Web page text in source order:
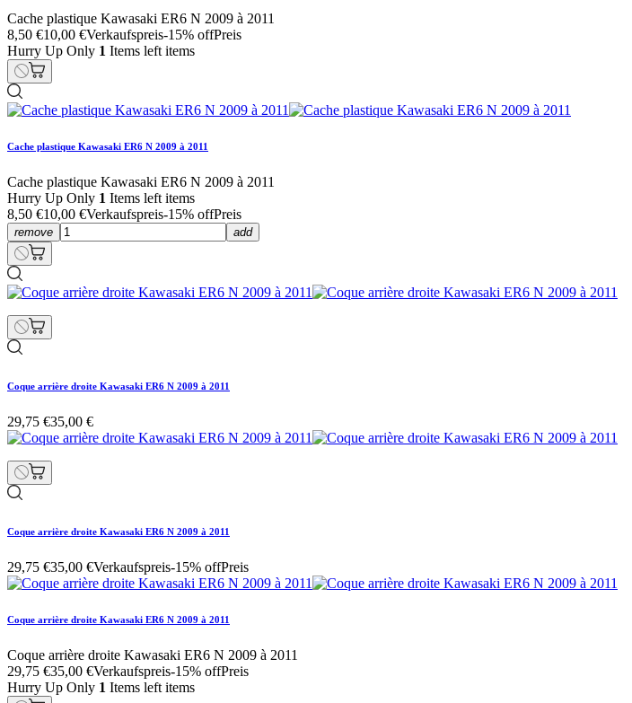
Cache plastique Kawasaki ER6 N 2009 à 2011
8,50 €10,00 €Verkaufspreis-15% offPreis
Hurry Up Only 1 Items left items
Cache plastique Kawasaki ER6 N 2009 à 2011
Cache plastique Kawasaki ER6 N 2009 à 2011
Hurry Up Only 1 Items left items
8,50 €10,00 €Verkaufspreis-15% offPreis
remove add
Coque arrière droite Kawasaki ER6 N 2009 à 2011
29,75 €35,00 €
Coque arrière droite Kawasaki ER6 N 2009 à 2011
29,75 €35,00 €Verkaufspreis-15% offPreis
Coque arrière droite Kawasaki ER6 N 2009 à 2011
Coque arrière droite Kawasaki ER6 N 2009 à 2011
29,75 €35,00 €Verkaufspreis-15% offPreis
Hurry Up Only 1 Items left items